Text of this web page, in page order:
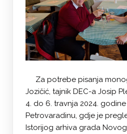
Za potrebe pisanja
Jozičić, tajnik DEC-a Josip
4. do 6. travnja 2024.
Petrovaradinu, gdje je
Istorijog arhiva grada